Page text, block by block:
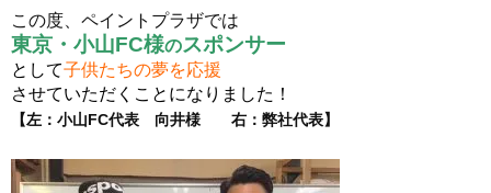
この度、ペイントプラザでは
東京・小山FC様のスポンサー
として子供たちの夢を応援
させていただくことになりました！
【左：小山FC代表 向井様 右：弊社代表】